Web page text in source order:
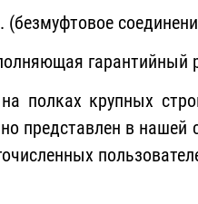
(безмуфтовое
гарантийный
на полках крупных
представлен в нашей